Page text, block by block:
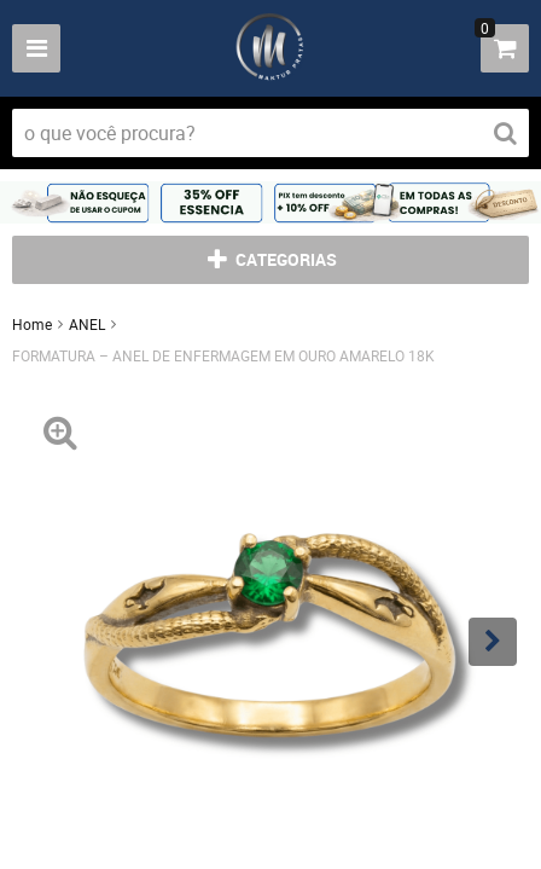
0
CATEGORIAS
Home
ANEL
FORMATURA – ANEL DE ENFERMAGEM EM OURO AMARELO 18K